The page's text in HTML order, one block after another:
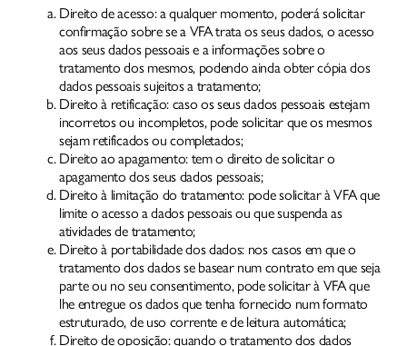
Direito de acesso: a qualquer momento, poderá solicitar
confirmação sobre se a VFA trata os seus dados, o acesso
aos seus dados pessoais e a informações sobre o
tratamento dos mesmos, podendo ainda obter cópia dos
dados pessoais sujeitos a tratamento;
Direito à retificação: caso os seus dados pessoais estejam
incorretos ou incompletos, pode solicitar que os mesmos
sejam retificados ou completados;
Direito ao apagamento: tem o direito de solicitar o
apagamento dos seus dados pessoais;
Direito à limitação do tratamento: pode solicitar à VFA que
limite o acesso a dados pessoais ou que suspenda as
atividades de tratamento;
Direito à portabilidade dos dados: nos casos em que o
tratamento dos dados se basear num contrato em que seja
parte ou no seu consentimento, pode solicitar à VFA que
lhe entregue os dados que tenha fornecido num formato
estruturado, de uso corrente e de leitura automática;
Direito de oposição: quando o tratamento dos dados